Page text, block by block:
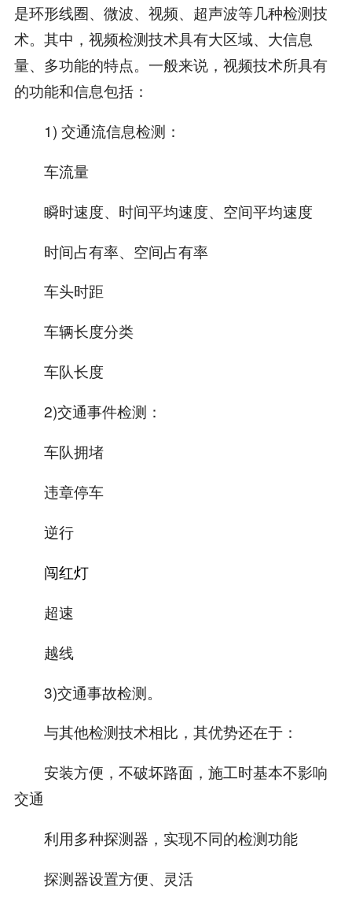
是环形线圈、微波、视频、超声波等几种检测技
术。其中，视频检测技术具有大区域、大信息
量、多功能的特点。一般来说，视频技术所具有
的功能和信息包括：
1) 交通流信息检测：
车流量
瞬时速度、时间平均速度、空间平均速度
时间占有率、空间占有率
车头时距
车辆长度分类
车队长度
2)交通事件检测：
车队拥堵
违章停车
逆行
闯红灯
超速
越线
3)交通事故检测。
与其他检测技术相比，其优势还在于：
安装方便，不破坏路面，施工时基本不影响
交通
利用多种探测器，实现不同的检测功能
探测器设置方便、灵活